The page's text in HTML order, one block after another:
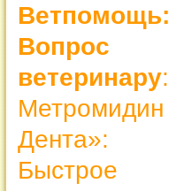
Ветпомощь:
Вопрос
ветеринару:
Метромидин
Дента»:
Быстрое